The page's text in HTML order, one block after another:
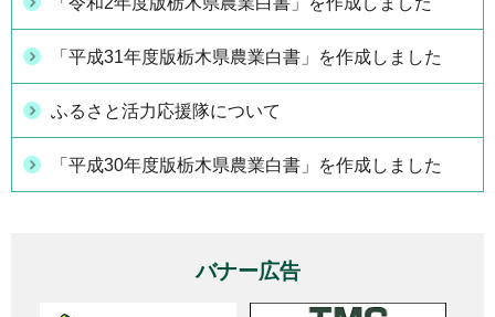
「平成31年度版栃木県農業白書」を作成しました
ふるさと活力応援隊について
「平成30年度版栃木県農業白書」を作成しました
バナー広告